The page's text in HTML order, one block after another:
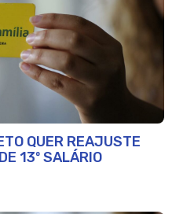
QUER REAJUSTE
13º SALÁRIO